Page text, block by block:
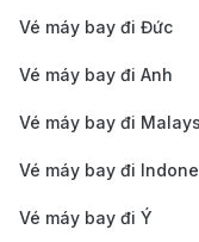
Đặt vé trước:
bay, giúp bạn
giá hợp lý và
thông báo từ
Vé máy bay đi Đức
Vé máy bay đi Anh
Vé máy bay đi
Vé máy bay đi
Vé máy bay đi Ý